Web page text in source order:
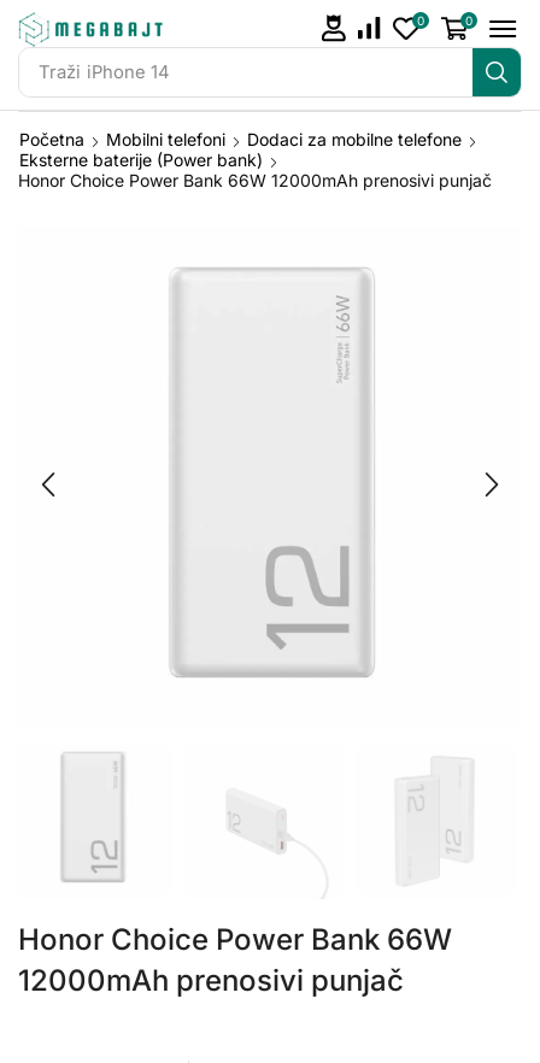
Traži iPhone 14
0 0
Početna Mobilni telefoni
Dodaci za mobilne telefone
Eksterne baterije (Power bank)
Honor Choice Power Bank 66W 12000mAh prenosivi punjač
Honor Choice Power Bank 66W
12000mAh prenosivi punjač